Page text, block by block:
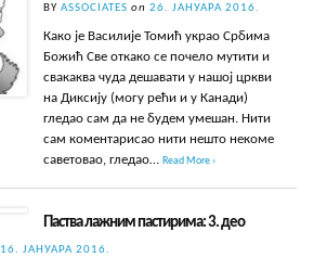
BYASSOCIATES on 26. ЈАНУАРА 2016.
Како је Василије Томић украо Србима
Божић Све откако се почело мутити и
свакаква чуда дешавати у нашој цркви
на Диксију (могу рећи и у Канади)
гледао сам да не будем умешан. Нити
сам коментарисао нити нешто некоме
саветовао, гледао…Read More ›
Паства лажним пастирима: 3. део
16. ЈАНУАРА 2016.